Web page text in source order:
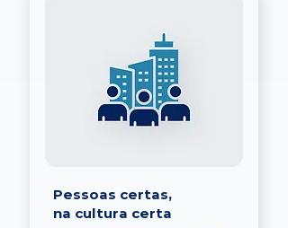
Pessoas certas,
na cultura certa